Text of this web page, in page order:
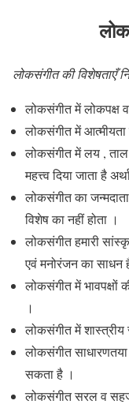
लोकसंगीत की विशेषताएँ
लोकसंगीत में लोकपक्ष व
लोकसंगीत में आत्मीयता
लोकसंगीत में लय ,
महत्त्व दिया जाता है
लोकसंगीत का
विशेष का नहीं होता ।
लोकसंगीत हमारी
एवं मनोरंजन का साधन
लोकसंगीत में भावपक्षों
।
लोकसंगीत में शास्त्रीय
लोकसंगीत
सकता है ।
लोकसंगीत सरल व सहज